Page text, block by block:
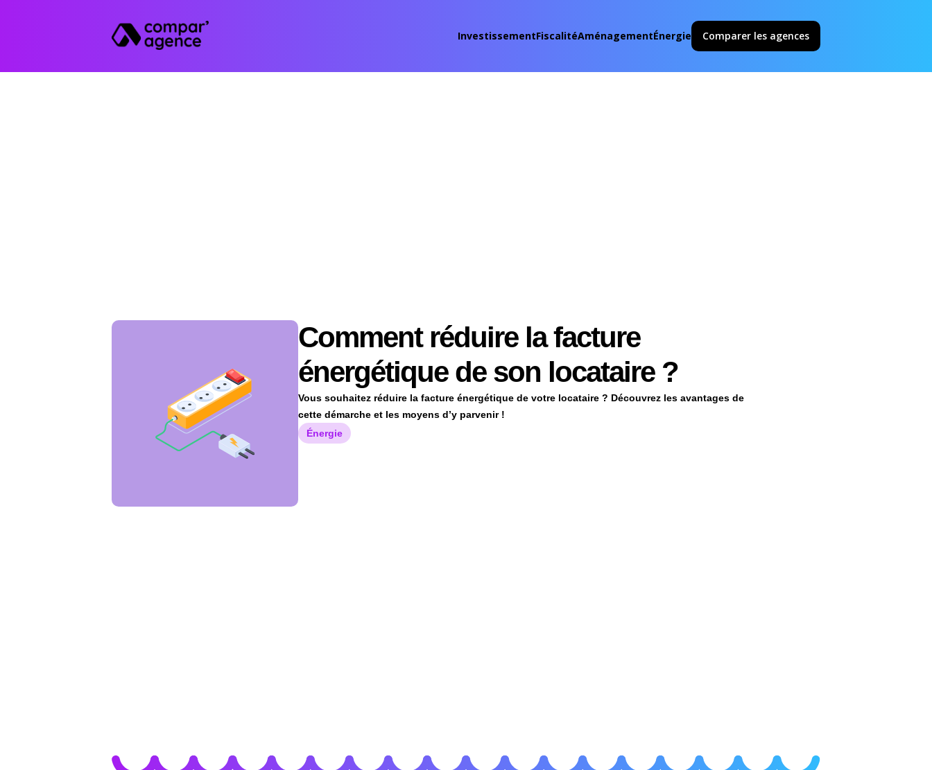
InvestissementFiscalitéAménagementÉnergie Comparer les agences
Comment réduire la facture
énergétique de son locataire ?
Vous souhaitez réduire la facture énergétique de votre locataire ? Découvrez les avantages de
cette démarche et les moyens d’y parvenir !
Énergie